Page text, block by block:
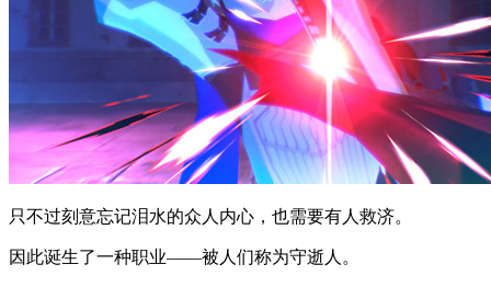
只不过刻意忘记泪水的众人内心，也需要有人救济。
因此诞生了一种职业——被人们称为守逝人。